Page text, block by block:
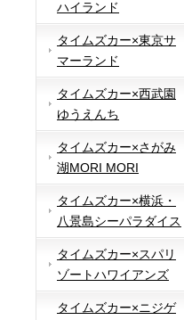
ハイランド
タイムズカー×東京サ
マーランド
タイムズカー×西武園
ゆうえんち
タイムズカー×さがみ
湖MORI MORI
タイムズカー×横浜・
八景島シーパラダイス
タイムズカー×スパリ
ゾートハワイアンズ
タイムズカー×ニジゲ